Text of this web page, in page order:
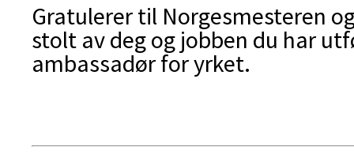
Gratulerer til Norgesmesteren
stolt av deg og jobben du har
ambassadør for yrket.